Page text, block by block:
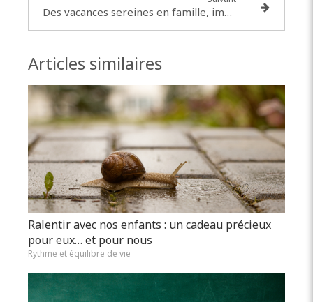
Des vacances sereines en famille, impossible? Pas du tout!
Articles similaires
Ralentir avec nos enfants : un cadeau précieux
pour eux… et pour nous
Rythme et équilibre de vie